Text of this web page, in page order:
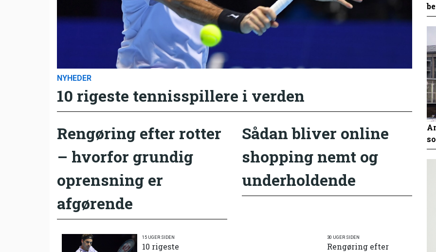
NYHEDER
10 rigeste tennisspillere i verden
Rengøring efter rotter
– hvorfor grundig
oprensning er
afgørende
Sådan bliver online
shopping nemt og
underholdende
15 UGER SIDEN
10 rigeste
30 UGER SIDEN
Rengøring efter